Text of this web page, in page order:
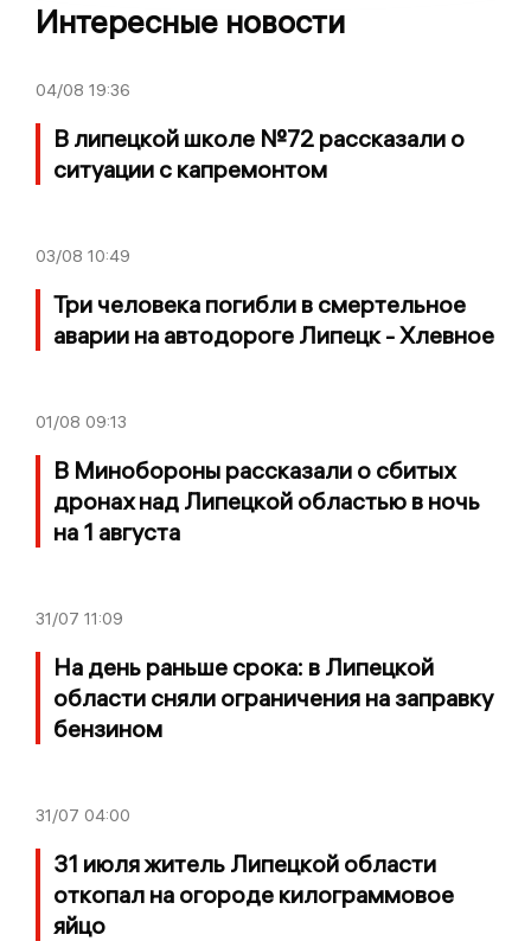
Интересные новости
04/08 19:36
В липецкой школе №72 рассказали о
ситуации с капремонтом
03/08 10:49
Три человека погибли в смертельное
аварии на автодороге Липецк - Хлевное
01/08 09:13
В Минобороны рассказали о сбитых
дронах над Липецкой областью в ночь
на 1 августа
31/07 11:09
На день раньше срока: в Липецкой
области сняли ограничения на заправку
бензином
31/07 04:00
31 июля житель Липецкой области
откопал на огороде килограммовое
яйцо